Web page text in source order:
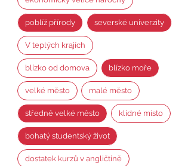
poblíž přírody severské univerzity
V teplých krajích
blízko od domova blízko moře
velké město malé město
středně velké město klidné místo
bohatý studentský život
dostatek kurzů v angličtině